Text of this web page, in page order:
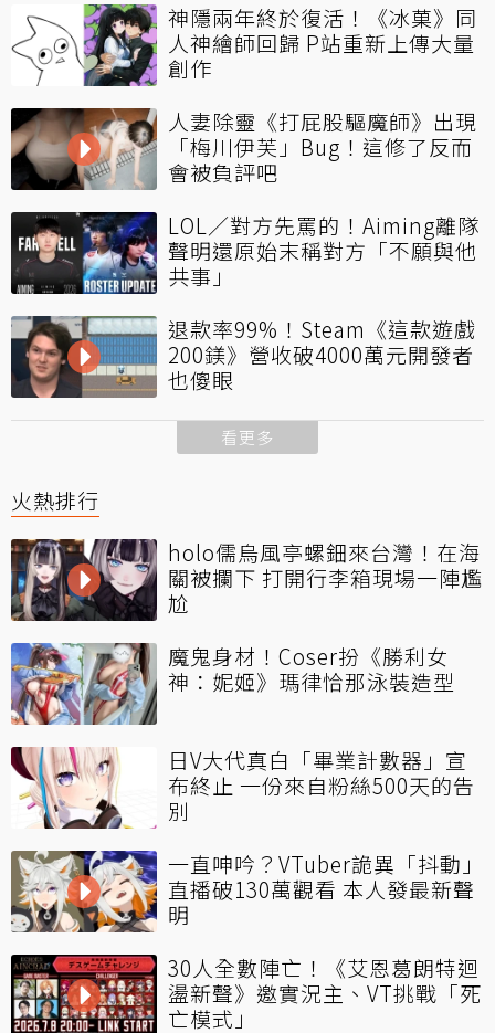
神隱兩年終於復活！《冰菓》同
人神繪師回歸 P站重新上傳大量
創作
人妻除靈《打屁股驅魔師》出現
「梅川伊芙」Bug！這修了反而
會被負評吧
LOL／對方先罵的！Aiming離隊
聲明還原始末稱對方「不願與他
共事」
退款率99%！Steam《這款遊戲
200鎂》營收破4000萬元開發者
也傻眼
看更多
火熱排行
holo儒烏風亭螺鈿來台灣！在海
關被攔下 打開行李箱現場一陣尷
尬
魔鬼身材！Coser扮《勝利女
神：妮姬》瑪律恰那泳裝造型
日V大代真白「畢業計數器」宣
布終止 一份來自粉絲500天的告
別
一直呻吟？VTuber詭異「抖動」
直播破130萬觀看 本人發最新聲
明
30人全數陣亡！《艾恩葛朗特迴
盪新聲》邀實況主、VT挑戰「死
亡模式」